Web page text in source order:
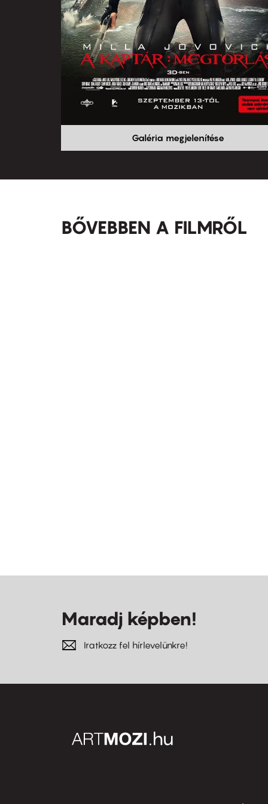
Galéria megjelenítése
BŐVEBBEN A FILMRŐL
Maradj képben!
Iratkozz fel hírlevelünkre!